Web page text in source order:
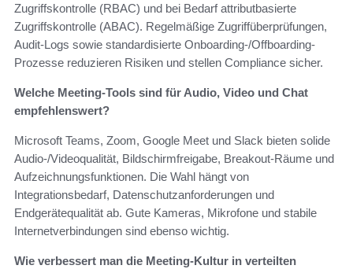
Zugriffskontrolle (RBAC) und bei Bedarf attributbasierte
Zugriffskontrolle (ABAC). Regelmäßige Zugriffüberprüfungen,
Audit-Logs sowie standardisierte Onboarding-/Offboarding-
Prozesse reduzieren Risiken und stellen Compliance sicher.
Welche Meeting-Tools sind für Audio, Video und Chat
empfehlenswert?
Microsoft Teams, Zoom, Google Meet und Slack bieten solide
Audio-/Videoqualität, Bildschirmfreigabe, Breakout-Räume und
Aufzeichnungsfunktionen. Die Wahl hängt von
Integrationsbedarf, Datenschutzanforderungen und
Endgerätequalität ab. Gute Kameras, Mikrofone und stabile
Internetverbindungen sind ebenso wichtig.
Wie verbessert man die Meeting-Kultur in verteilten